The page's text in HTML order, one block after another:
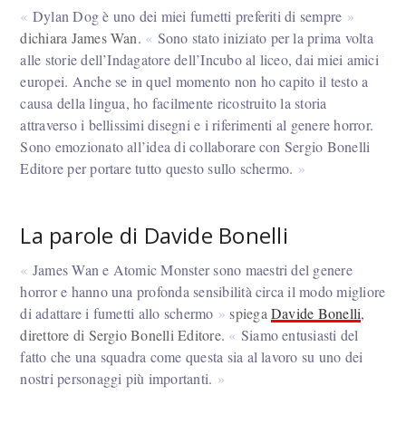
Dylan Dog è uno dei miei fumetti preferiti di sempre
dichiara James Wan.
Sono stato iniziato per la prima volta
alle storie dell’Indagatore dell’Incubo al liceo, dai miei amici
europei. Anche se in quel momento non ho capito il testo a
causa della lingua, ho facilmente ricostruito la storia
attraverso i bellissimi disegni e i riferimenti al genere horror.
Sono emozionato all’idea di collaborare con Sergio Bonelli
Editore per portare tutto questo sullo schermo.
La parole di Davide Bonelli
James Wan e Atomic Monster sono maestri del genere
horror e hanno una profonda sensibilità circa il modo migliore
di adattare i fumetti allo schermo
spiega Davide Bonelli,
direttore di Sergio Bonelli Editore.
Siamo entusiasti del
fatto che una squadra come questa sia al lavoro su uno dei
nostri personaggi più importanti.